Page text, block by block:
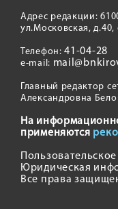
Адрес редакции:
ул.Московская, д.40,
Телефон:41-04-28
e-mail:
Главный редактор
Александровна
На
применяются
Юридическая
Все права